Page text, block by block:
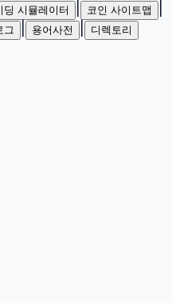
딩 시뮬레이터 코인 사이트맵
그 용어사전 디렉토리